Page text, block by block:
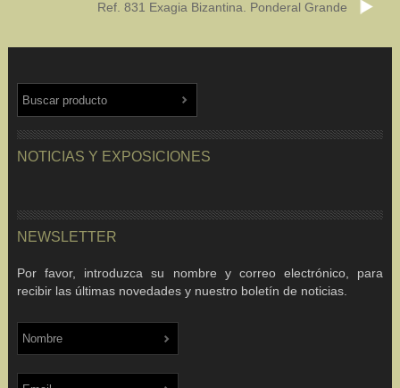
Ref. 831 Exagia Bizantina. Ponderal Grande
NOTICIAS Y EXPOSICIONES
NEWSLETTER
Por favor, introduzca su nombre y correo electrónico, para
recibir las últimas novedades y nuestro boletín de noticias.